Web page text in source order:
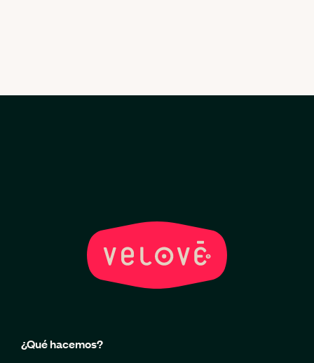
¿Qué hacemos?